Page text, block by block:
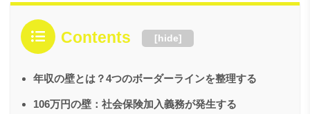
Contents [hide]
年収の壁とは？4つのボーダーラインを整理する
106万円の壁：社会保険加入義務が発生する